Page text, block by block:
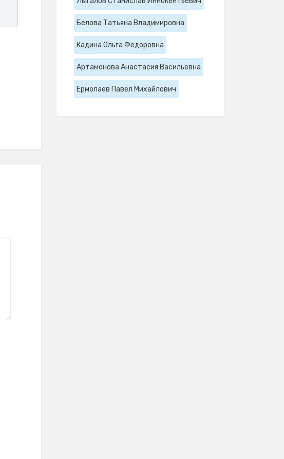
Белова Татьяна Владимировна
Кадина Ольга Федоровна
Артамонова Анастасия Васильевна
Ермолаев Павел Михайлович